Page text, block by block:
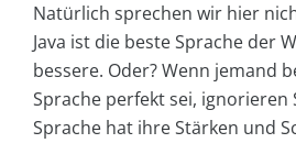
Natürlich sprechen wir hier
Java ist die beste Sprache der
bessere. Oder? Wenn jemand
Sprache perfekt sei, ignorieren
Sprache hat ihre Stärken und